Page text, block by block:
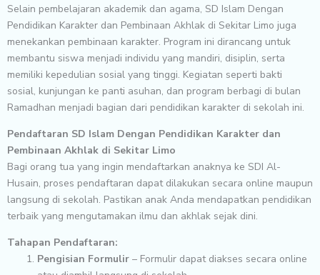
Selain pembelajaran akademik dan agama, SD Islam Dengan
Pendidikan Karakter dan Pembinaan Akhlak di Sekitar Limo juga
menekankan pembinaan karakter. Program ini dirancang untuk
membantu siswa menjadi individu yang mandiri, disiplin, serta
memiliki kepedulian sosial yang tinggi. Kegiatan seperti bakti
sosial, kunjungan ke panti asuhan, dan program berbagi di bulan
Ramadhan menjadi bagian dari pendidikan karakter di sekolah ini.
Pendaftaran SD Islam Dengan Pendidikan Karakter dan
Pembinaan Akhlak di Sekitar Limo
Bagi orang tua yang ingin mendaftarkan anaknya ke SDI Al-
Husain, proses pendaftaran dapat dilakukan secara online maupun
langsung di sekolah. Pastikan anak Anda mendapatkan pendidikan
terbaik yang mengutamakan ilmu dan akhlak sejak dini.
Tahapan Pendaftaran:
Pengisian Formulir – Formulir dapat diakses secara online